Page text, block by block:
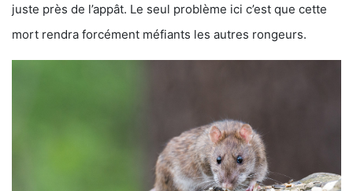
juste près de l’appât. Le seul problème ici c’est que cette
mort rendra forcément méfiants les autres rongeurs.